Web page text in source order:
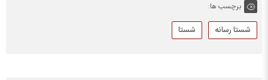
برچسب ها:
شستا رسانه شستا